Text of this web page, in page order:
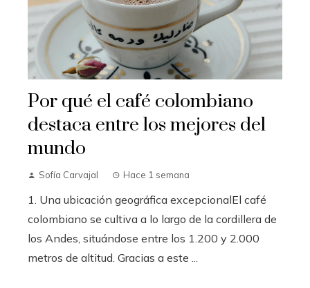
Por qué el café colombiano
destaca entre los mejores del
mundo
Sofía Carvajal Hace 1 semana
1. Una ubicación geográfica excepcionalEl café
colombiano se cultiva a lo largo de la cordillera de
los Andes, situándose entre los 1.200 y 2.000
metros de altitud. Gracias a este ...